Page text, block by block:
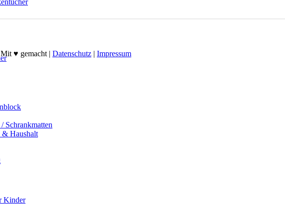
Kinder
♥ gemacht | Datenschutz | Impressum
Schrankmatten
& Haushalt